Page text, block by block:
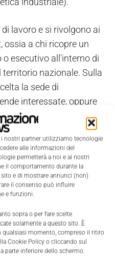
nostri partner utilizziamo tecnologie
alle informazioni del
permetterà a noi e ai nostri
il comportamento durante la
e di mostrare annunci (non)
il consenso può influire
e funzioni.
sopra o per fare scelte
solamente a questo sito. È
momento, compreso il ritiro
Cookie Policy o cliccando sul
parte inferiore dello schermo.
lavoro e si rivolgono ai
ossia a chi ricopre un
esecutivo all'interno di
nazionale. Sulla
la sede di
interessate, oppure
Politecnico di Milano.